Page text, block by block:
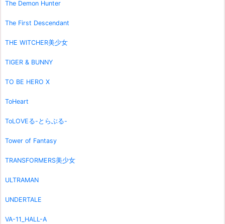
The Demon Hunter
The First Descendant
THE WITCHER美少女
TIGER & BUNNY
TO BE HERO X
ToHeart
ToLOVEる-とらぶる-
Tower of Fantasy
TRANSFORMERS美少女
ULTRAMAN
UNDERTALE
VA-11_HALL-A